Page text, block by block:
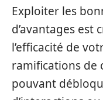
Exploiter les
d’avantages est
l’efficacité de
ramifications de
pouvant